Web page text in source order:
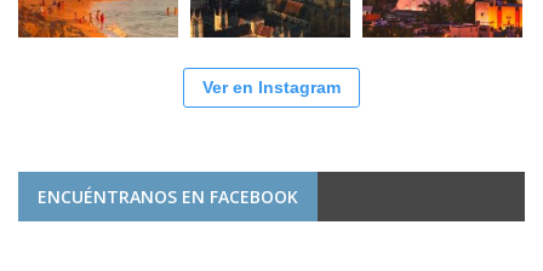
Ver en Instagram
ENCUÉNTRANOS EN FACEBOOK